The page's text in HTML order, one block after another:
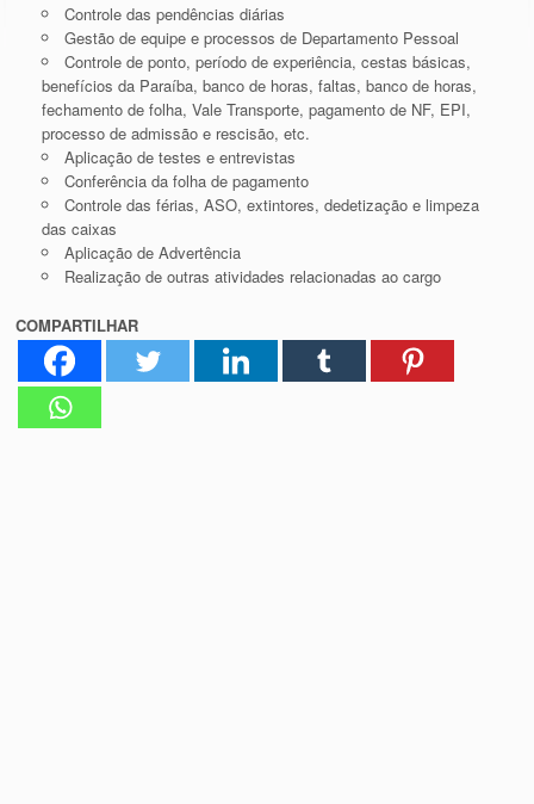
Controle das pendências diárias
Gestão de equipe e processos de Departamento Pessoal
Controle de ponto, período de experiência, cestas básicas,
benefícios da Paraíba, banco de horas, faltas, banco de horas,
fechamento de folha, Vale Transporte, pagamento de NF, EPI,
processo de admissão e rescisão, etc.
Aplicação de testes e entrevistas
Conferência da folha de pagamento
Controle das férias, ASO, extintores, dedetização e limpeza
das caixas
Aplicação de Advertência
Realização de outras atividades relacionadas ao cargo
COMPARTILHAR